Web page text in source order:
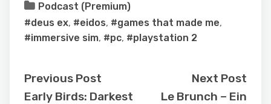
Podcast (Premium)
#deus ex, #eidos, #games that made me,
#immersive sim, #pc, #playstation 2
Previous Post
Early Birds: Darkest
Next Post
Le Brunch – Ein